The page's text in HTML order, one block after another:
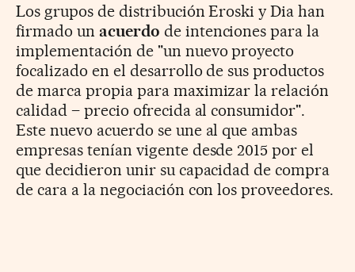
Los grupos de distribución Eroski y Dia han
firmado un acuerdo de intenciones para la
implementación de "un nuevo proyecto
focalizado en el desarrollo de sus productos
de marca propia para maximizar la relación
calidad – precio ofrecida al consumidor".
Este nuevo acuerdo se une al que ambas
empresas tenían vigente desde 2015 por el
que decidieron unir su capacidad de compra
de cara a la negociación con los proveedores.